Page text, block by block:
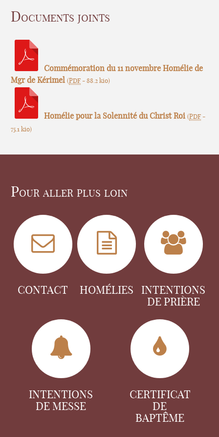
Documents joints
Commémoration du 11 novembre Homélie de
Mgr de Kérimel (PDF -88.2 kio)
Homélie pour la Solennité du Christ Roi (PDF -
75.1 kio)
Pour aller plus loin
CONTACT HOMÉLIES
INTENTIONS
DE PRIÈRE
INTENTIONS
DE MESSE
CERTIFICAT
DE
BAPTÊME